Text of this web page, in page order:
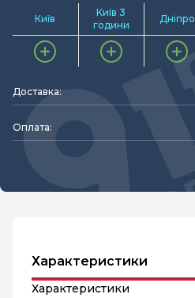
Київ
Київ 3
години
Дніпро
Доставка:
Оплата:
Характеристики
Характеристики